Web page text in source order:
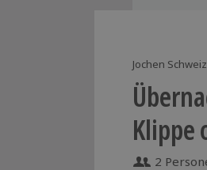
Jochen
Klippe
2